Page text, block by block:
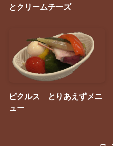
とクリームチーズ
ピクルス とりあえずメニ
ュー